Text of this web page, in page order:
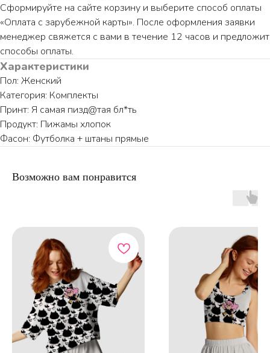
Сформируйте на сайте корзину и выберите способ оплаты
«Оплата с зарубежной карты». После оформления заявки
менеджер свяжется с вами в течение 12 часов и предложит
способы оплаты.
Характеристики
Пол: Женский
Категория: Комплекты
Принт: Я самая пизд@тая бл*ть
Продукт: Пижамы хлопок
Фасон: Футболка + штаны прямые
Возможно вам понравится
ИНФОРМАЦИЯ
КАТАЛОГ
Доставка и оплата
Уход за изделием
О бренде
Пижамы из хлопка
Нижнее белье
Контакты
ПО ВОПРОСАМ ЗАКАЗА ОБРАЩАЙТЕСЬ
ТОЛЬКО В ТЕЛЕГРАМ
Таблица размеров